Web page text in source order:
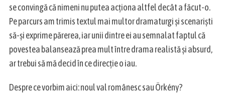
se convingă că nimeni nu putea acționa altfel decât a făcut-o.
Pe parcurs am trimis textul mai multor dramaturgi și scenariști
să-și exprime părerea, iar unii dintre ei au semnalat faptul că
povestea balansează prea mult între drama realistă și absurd,
ar trebui să mă decid în ce direcție o iau.
Despre ce vorbim aici: noul val românesc sau Örkény?